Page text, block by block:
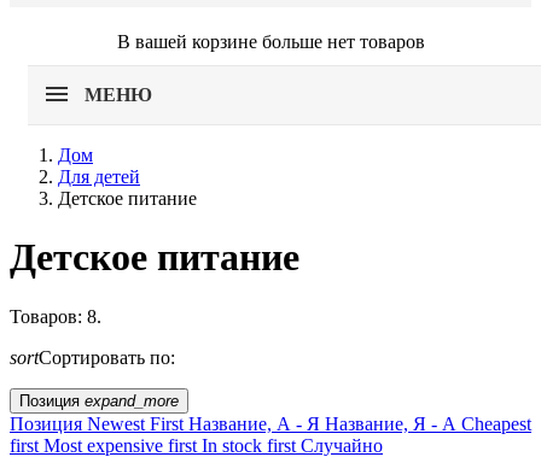
В вашей корзине больше нет товаров
МЕНЮ
Дом
Для детей
Детское питание
Сельское хозяйство ЕС?
Цена
Детское питание
Товаров: 8.
sortСортировать по:
Позиция expand_more
Позиция Newest First Название, А - Я Название, Я - А Cheapest
first Most expensive first In stock first Случайно